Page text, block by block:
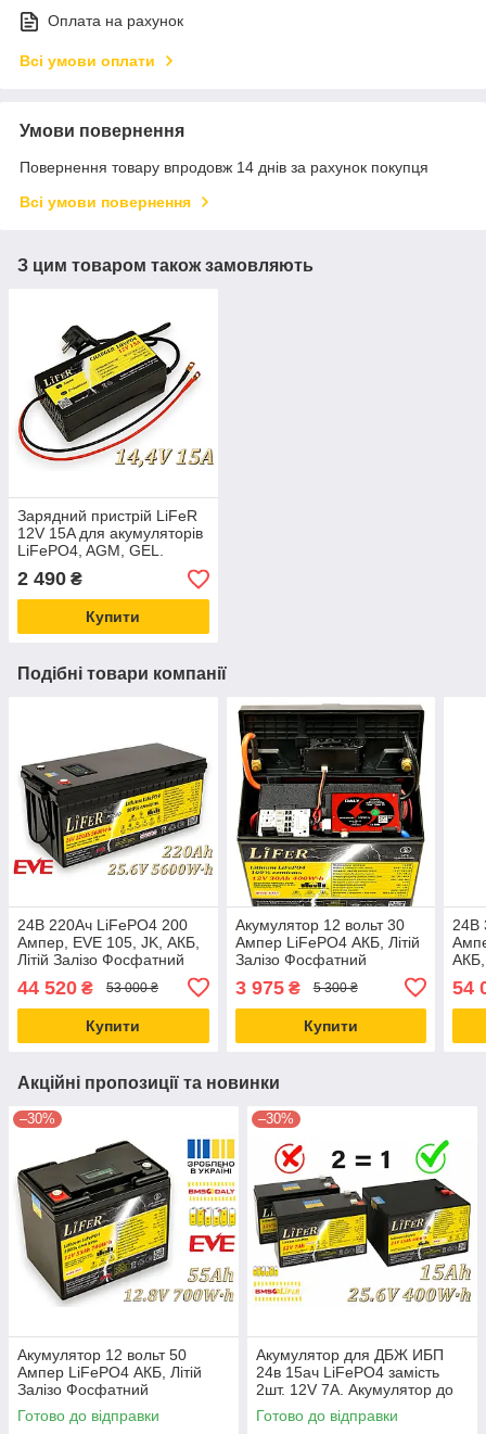
Оплата на рахунок
Всі умови оплати
Умови повернення
Повернення товару впродовж 14 днів за рахунок покупця
Всі умови повернення
З цим товаром також замовляють
Зарядний пристрій LiFeR
12V 15A для акумуляторів
LiFePO4, AGM, GEL.
акумулятора до 14.4в.
2 490 ₴
Купити
Подібні товари компанії
24В 220Ач LiFePO4 200
Ампер, EVE 105, JK, АКБ,
Літій Залізо Фосфатний
заміна для AGM
44 520 ₴ 53 000 ₴
Купити
Акумулятор 12 вольт 30
Ампер LiFePO4 АКБ, Літій
Залізо Фосфатний
найкраща заміна для
AGM
3 975₴ 5 300 ₴
Купити
24В
АКБ,
для
54
Акційні пропозиції та новинки
–30%
Акумулятор 12 вольт 50
Ампер LiFePO4 АКБ, Літій
Залізо Фосфатний
Акумулятор для дому,
найкраща заміна для AGM
Готово до відправки
–30%
Акумулятор для ДБЖ ИБП
24в 15ач LiFePO4 замість
2шт. 12V 7A. Акумулятор до
УПС
Готово до відправки